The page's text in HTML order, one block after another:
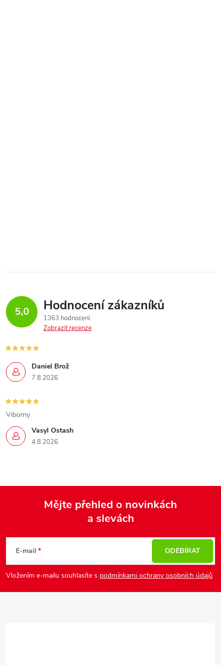
5,0 Hodnocení zákazníků
1363 hodnocení
Zobrazit recenze
Daniel Brož
7.8.2026
Vasyl Ostash
4.8.2026
Viborny
Mějte přehled o novinkách
a slevách
E-mail
Vložením e-mailu souhlasíte s podmínkami ochrany osobních údajů
ODEBÍRAT